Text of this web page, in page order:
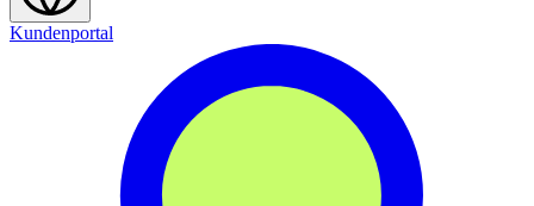
Kundenportal